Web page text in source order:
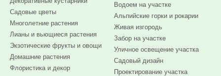
Садовые цветы
Многолетние растения
Лианы и вьющиеся растения
Экзотические фрукты и овощи
Домашние растения
Флористика и декор
Водоем на участке
Альпийские горки и рокарии
Живая изгородь
Забор на участке
Уличное освещение участка
Садовый дизайн
Проектирование участка